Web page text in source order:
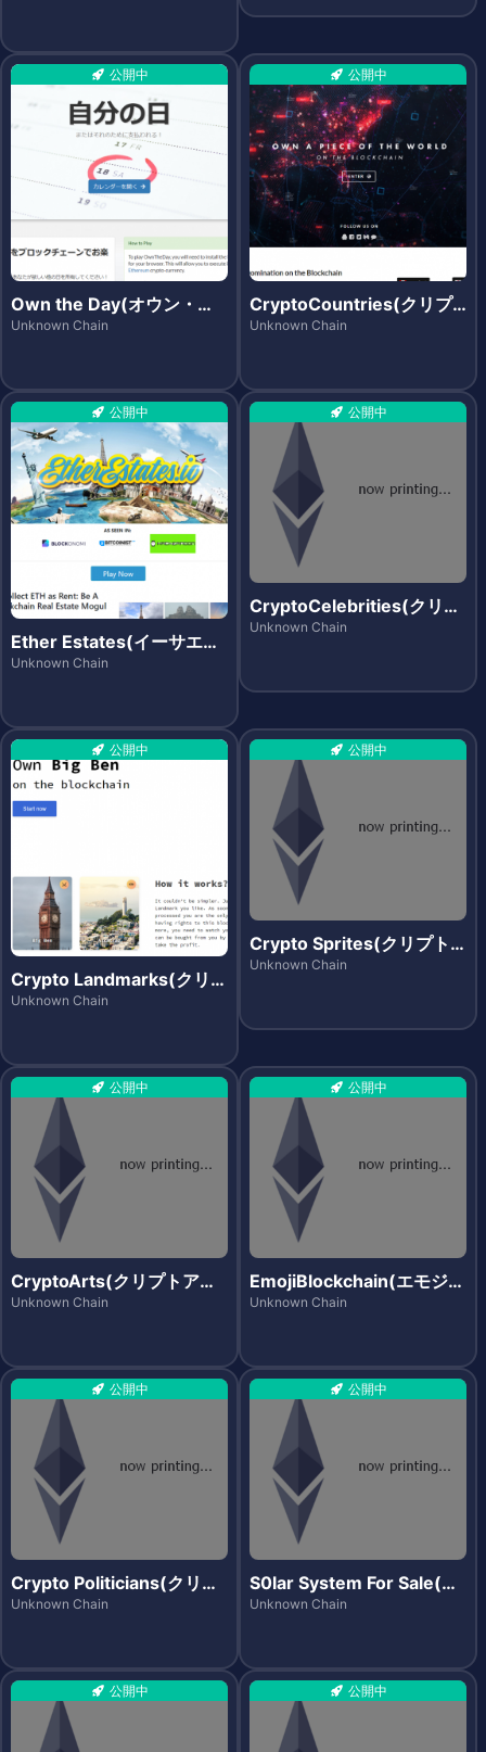
公開中
Own the Day(オウン・
ザ・デイ)
Unknown Chain
公開中
CryptoCountries(クリプ
トカントリーズ)
Unknown Chain
公開中
Ether Estates(イーサエス
テーツ)
Unknown Chain
公開中
CryptoCelebrities(クリプ
トセレブリティーズ)
Unknown Chain
公開中
Crypto Landmarks(クリプ
トランドマークス)
Unknown Chain
公開中
Crypto Sprites(クリプト
スプライツ)
Unknown Chain
公開中
CryptoArts(クリプトアー
ツ)
Unknown Chain
公開中
EmojiBlockchain(エモジブ
ロックチェーン)
Unknown Chain
公開中
Crypto Politicians(クリプ
トポリティシャンズ)
Unknown Chain
公開中
S0lar System For Sale(ソ
ーラーシステムズフォーセ
Unknown Chain
公開中 公開中